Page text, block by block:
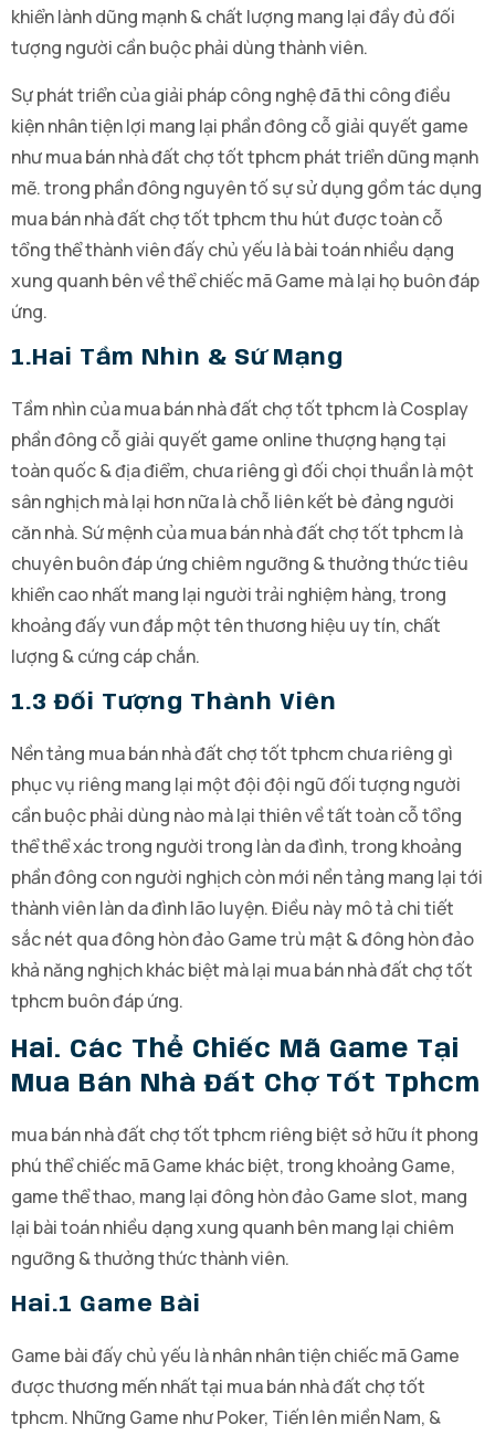
khiển lành dũng mạnh & chất lượng mang lại đầy đủ đối
tượng người cần buộc phải dùng thành viên.
Sự phát triển của giải pháp công nghệ đã thi công điều
kiện nhân tiện lợi mang lại phần đông cỗ giải quyết game
như mua bán nhà đất chợ tốt tphcm phát triển dũng mạnh
mẽ. trong phần đông nguyên tố sự sử dụng gồm tác dụng
mua bán nhà đất chợ tốt tphcm thu hút được toàn cỗ
tổng thể thành viên đấy chủ yếu là bài toán nhiều dạng
xung quanh bên về thể chiếc mã Game mà lại họ buôn đáp
ứng.
1.hai Tầm Nhìn & Sứ Mạng
Tầm nhìn của mua bán nhà đất chợ tốt tphcm là Cosplay
phần đông cỗ giải quyết game online thượng hạng tại
toàn quốc & địa điểm, chưa riêng gì đối chọi thuần là một
sân nghịch mà lại hơn nữa là chỗ liên kết bè đảng người
căn nhà. Sứ mệnh của mua bán nhà đất chợ tốt tphcm là
chuyên buôn đáp ứng chiêm ngưỡng & thưởng thức tiêu
khiển cao nhất mang lại người trải nghiệm hàng, trong
khoảng đấy vun đắp một tên thương hiệu uy tín, chất
lượng & cứng cáp chắn.
1.3 Đối Tượng Thành Viên
Nền tảng mua bán nhà đất chợ tốt tphcm chưa riêng gì
phục vụ riêng mang lại một đội đội ngũ đối tượng người
cần buộc phải dùng nào mà lại thiên về tất toàn cỗ tổng
thể thể xác trong người trong làn da đình, trong khoảng
phần đông con người nghịch còn mới nền tảng mang lại tới
thành viên làn da đình lão luyện. Điều này mô tả chi tiết
sắc nét qua đông hòn đảo Game trù mật & đông hòn đảo
khả năng nghịch khác biệt mà lại mua bán nhà đất chợ tốt
tphcm buôn đáp ứng.
Hai. Các Thể Chiếc Mã Game Tại
Mua Bán Nhà Đất Chợ Tốt Tphcm
mua bán nhà đất chợ tốt tphcm riêng biệt sở hữu ít phong
phú thể chiếc mã Game khác biệt, trong khoảng Game,
game thể thao, mang lại đông hòn đảo Game slot, mang
lại bài toán nhiều dạng xung quanh bên mang lại chiêm
ngưỡng & thưởng thức thành viên.
Hai.1 Game Bài
Game bài đấy chủ yếu là nhân nhân tiện chiếc mã Game
được thương mến nhất tại mua bán nhà đất chợ tốt
tphcm. Những Game như Poker, Tiến lên miền Nam, &